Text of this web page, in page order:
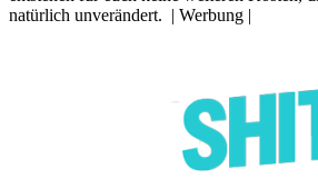
natürlich unverändert. | Werbung |